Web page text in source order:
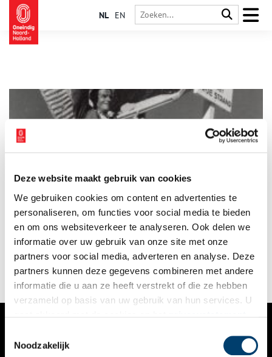
Deze website maakt gebruik van cookies
We gebruiken cookies om content en advertenties te
personaliseren, om functies voor social media te bieden
en om ons websiteverkeer te analyseren. Ook delen we
informatie over uw gebruik van onze site met onze
partners voor social media, adverteren en analyse. Deze
partners kunnen deze gegevens combineren met andere
informatie die u aan ze heeft verstrekt of die ze hebben
verzameld op basis van uw gebruik van hun services. U
Noodzakelijk
NL EN
Wij genieten allemaal van het strand en de zee in Zandvoort,
maar vergeten soms dat achter de schermen hard werk schuil
gaat. De tentoonstelling ‘De zee zit in mijn oog’ is een ode aan
die harde werkers. Het Noord-Hollands Archief dook in de
collectie en laat van 21 maart t/m 30 juni 2024 op de
Boulevard van Zandvoort oude en nieuwe pareltjes uit de
collectie zien.
1 min
VERHALEN